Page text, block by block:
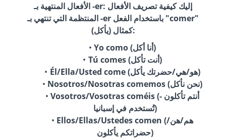
الأفعال المنتهية بـ -er: إليك كيفية تصريف الأفعال
المنتظمة التي تنتهي بـ -er باستخدام الفعل "comer"
(يأكل) كمثال:
Yo como (أنا أكل)
Tú comes (أنت تأكل)
Él/Ella/Usted come (هو/هي/حضرتك يأكل)
Nosotros/Nosotras comemos (نحن نأكل)
Vosotros/Vosotras coméis (أنتم تأكلون -
تُستخدم في إسبانيا)
Ellos/Ellas/Ustedes comen (هم/هن/
حضراتكم يأكلون)